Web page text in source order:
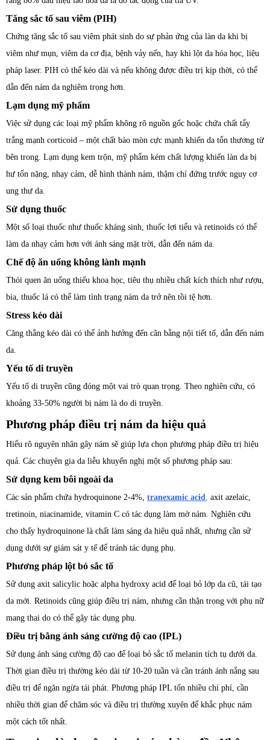
Tăng sắc tố sau viêm (PIH)
Chứng tăng sắc tố sau viêm phát sinh do sự phản ứng của làn da khi bị
viêm như mụn, viêm da cơ địa, bệnh vảy nến, hay khi lột da hóa học, liệu
pháp laser. PIH có thể kéo dài và nếu không được điều trị kịp thời, có thể
dẫn đến nám da nghiêm trọng hơn.
Lạm dụng mỹ phẩm
Việc sử dụng các loại mỹ phẩm không rõ nguồn gốc hoặc chứa chất tẩy
trắng mạnh corticoid – một chất bào mòn cực mạnh khiến da tổn thương từ
bên trong. Lạm dụng kem trộn, mỹ phẩm kém chất lượng khiến làn da bị
hư tổn nặng, nhạy cảm, dễ hình thành nám, thậm chí đứng trước nguy cơ
ung thư da.
Sử dụng thuốc
Một số loại thuốc như thuốc kháng sinh, thuốc lợi tiểu và retinoids có thể
làm da nhạy cảm hơn với ánh sáng mặt trời, dẫn đến nám da.
Chế độ ăn uống không lành mạnh
Thói quen ăn uống thiếu khoa học, tiêu thụ nhiều chất kích thích như rượu,
bia, thuốc lá có thể làm tình trạng nám da trở nên tồi tệ hơn.
Stress kéo dài
Căng thẳng kéo dài có thể ảnh hưởng đến cân bằng nội tiết tố, dẫn đến nám
da.
Yếu tố di truyền
Yếu tố di truyền cũng đóng một vai trò quan trọng. Theo nghiên cứu, có
khoảng 33-50% người bị nám là do di truyền.
Phương pháp điều trị nám da hiệu quả
Hiểu rõ nguyên nhân gây nám sẽ giúp lựa chọn phương pháp điều trị hiệu
quả. Các chuyên gia da liễu khuyến nghị một số phương pháp sau:
Sử dụng kem bôi ngoài da
Các sản phẩm chứa hydroquinone 2-4%, tranexamic acid
axit azelaic,
tretinoin, niacinamide, vitamin C có tác dụng làm mờ nám. Nghiên cứu
cho thấy hydroquinone là chất làm sáng da hiệu quả nhất, nhưng cần sử
dụng dưới sự giám sát y tế để tránh tác dụng phụ.
Phương pháp lột bỏ sắc tố
Sử dụng axit salicylic hoặc alpha hydroxy acid để loại bỏ lớp da cũ, tái tạo
da mới. Retinoids cũng giúp điều trị nám, nhưng cần thận trọng với phụ nữ
mang thai do có thể gây tác dụng phụ.
Điều trị bằng ánh sáng cường độ cao (IPL)
Sử dụng ánh sáng cường độ cao để loại bỏ sắc tố melanin tích tụ dưới da.
Thời gian điều trị thường kéo dài từ 10-20 tuần và cần tránh ánh nắng sau
điều trị để ngăn ngừa tái phát. Phương pháp IPL tốn nhiều chí phí, cần
nhiều thời gian để chăm sóc và điều trị thường xuyên để khắc phục nám
một cách tốt nhất.